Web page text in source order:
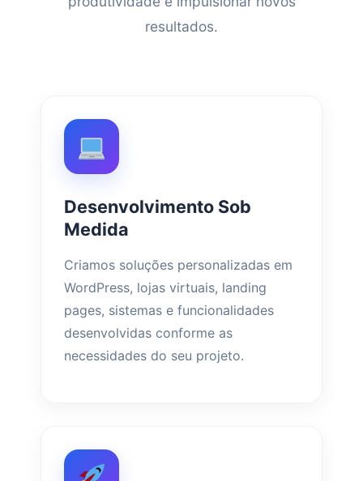
resultados.
Desenvolvimento Sob
Medida
Criamos soluções personalizadas em
WordPress, lojas virtuais, landing
pages, sistemas e funcionalidades
desenvolvidas conforme as
necessidades do seu projeto.